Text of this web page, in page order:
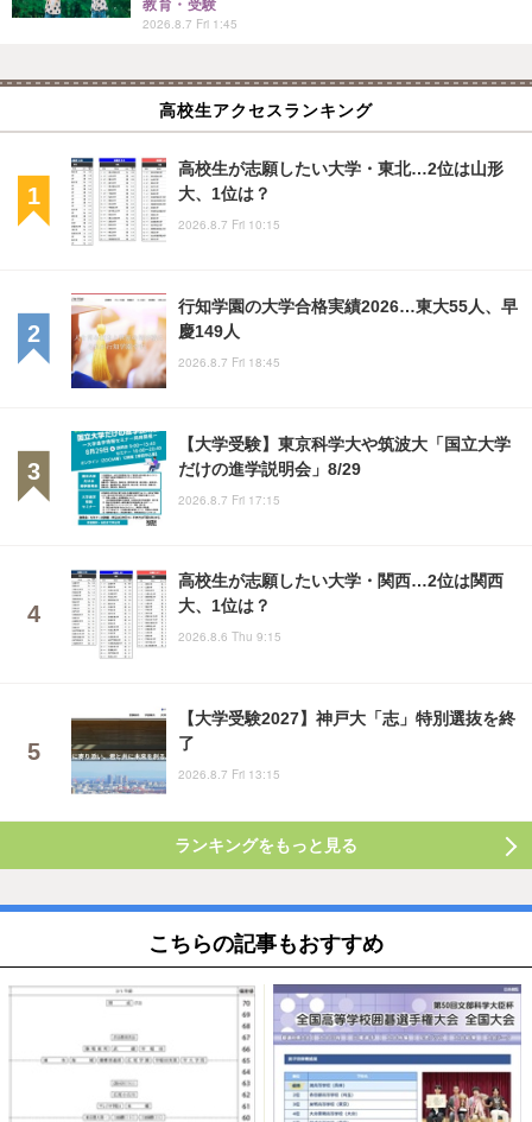
教育・受験
2026.8.7 Fri 1:45
高校生アクセスランキング
高校生が志願したい大学・東北…2位は山形
大、1位は？
2026.8.7 Fri 10:15
行知学園の大学合格実績2026…東大55人、早
慶149人
2026.8.7 Fri 18:45
【大学受験】東京科学大や筑波大「国立大学
だけの進学説明会」8/29
2026.8.7 Fri 17:15
高校生が志願したい大学・関西…2位は関西
大、1位は？
2026.8.6 Thu 9:15
【大学受験2027】神戸大「志」特別選抜を終
了
2026.8.7 Fri 13:15
ランキングをもっと見る
こちらの記事もおすすめ